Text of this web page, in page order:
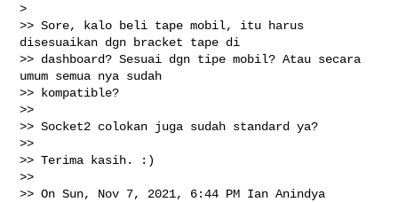
>
>> Sore, kalo beli tape mobil, itu harus
disesuaikan dgn bracket tape di
>> dashboard? Sesuai dgn tipe mobil? Atau secara
umum semua nya sudah
>> kompatible?
>>
>> Socket2 colokan juga sudah standard ya?
>>
>> Terima kasih. :)
>>
>> On Sun, Nov 7, 2021, 6:44 PM Ian Anindya